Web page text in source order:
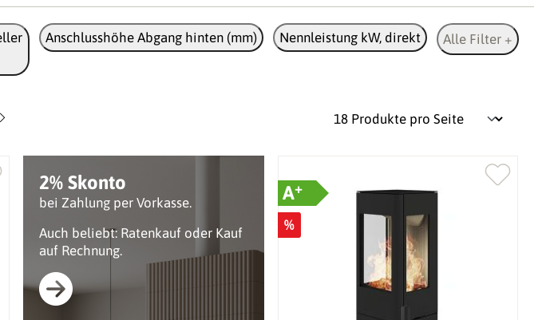
Anschlusshöhe Abgang hinten (mm) Nennleistung kW, direkt Alle Filter +
2% Skonto
bei Zahlung per Vorkasse.
Auch beliebt: Ratenkauf oder Kauf
auf Rechnung.
A+
%